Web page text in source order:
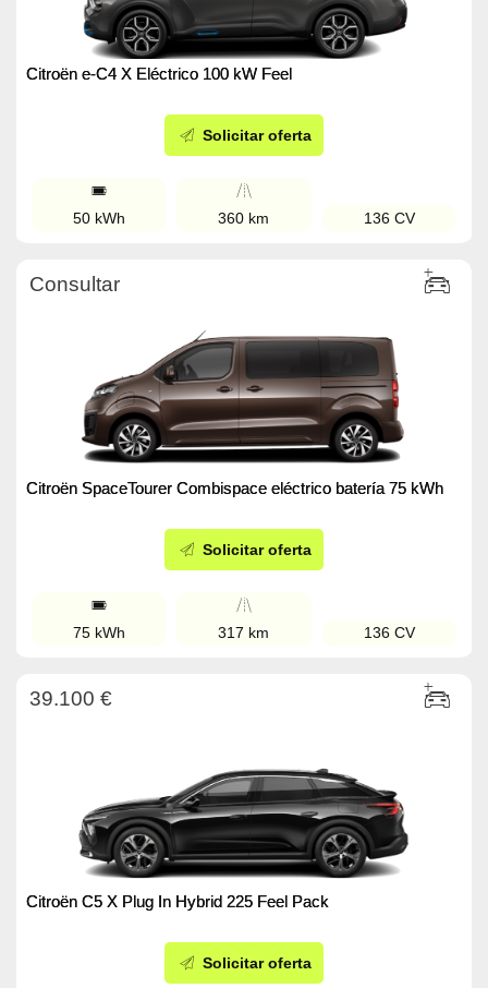
Citroën e-C4 X Eléctrico 100 kW Feel
Solicitar oferta
50 kWh 360 km 136 CV
Consultar
Citroën SpaceTourer Combispace eléctrico batería 75 kWh
Solicitar oferta
75 kWh 317 km 136 CV
39.100 €
Citroën C5 X Plug In Hybrid 225 Feel Pack
Solicitar oferta